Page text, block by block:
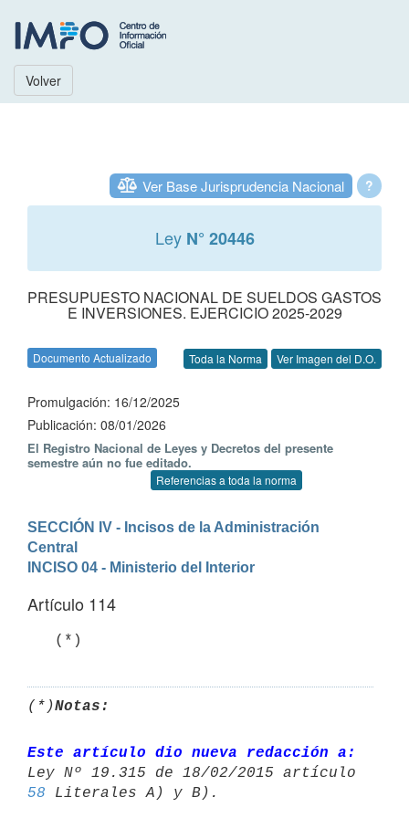
Volver
?
Ver Base Jurisprudencia Nacional
Ley N° 20446
PRESUPUESTO NACIONAL DE SUELDOS GASTOS
E INVERSIONES. EJERCICIO 2025-2029
Documento Actualizado Toda la Norma Ver Imagen del D.O.
Promulgación: 16/12/2025
Publicación: 08/01/2026
El Registro Nacional de Leyes y Decretos del presente
semestre aún no fue editado.
Referencias a toda la norma
SECCIÓN IV - Incisos de la Administración
Central
INCISO 04 - Ministerio del Interior
Artículo 114
   (*)
(*)Notas:
Este artículo dio nueva redacción a:
58